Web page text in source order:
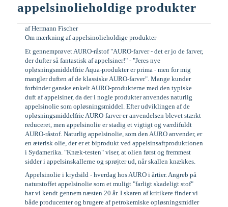
appelsinolieholdige produkter
afHermann Fischer
Om mærkning af appelsinolieholdige produkter
Et gennemprøvet AURO-råstof "AURO-farver - det er jo de farver,
der dufter så fantastisk af appelsiner!" - "Jeres nye
opløsningsmiddelfrie Aqua-produkter er prima - men for mig
mangler duften af de klassiske AURO-farver". Mange kunder
forbinder ganske enkelt AURO-produkterne med den typiske
duft af appelsiner, da der i nogle produkter anvendes naturlig
appelsinolie som opløsningsmiddel. Efter udviklingen af de
opløsningsmiddelfrie AURO-farver er anvendelsen blevet stærkt
reduceret, men appelsinolie er stadig et vigtigt og værdifuldt
AURO-råstof. Naturlig appelsinolie, som den AURO anvender, er
en æterisk olie, der er et biprodukt ved appelsinsaftproduktionen
i Sydamerika. "Knæk-testen" viser, at olien først og fremmest
sidder i appelsinskallerne og sprøjter ud, når skallen knækkes.
Appelsinolie i krydsild - hverdag hos AURO i årtier. Angreb på
naturstoffet appelsinolie som et muligt "farligt skadeligt stof"
har vi kendt gennem næsten 20 år. I skaren af kritikere finder vi
både producenter og brugere af petrokemiske opløsningsmidler